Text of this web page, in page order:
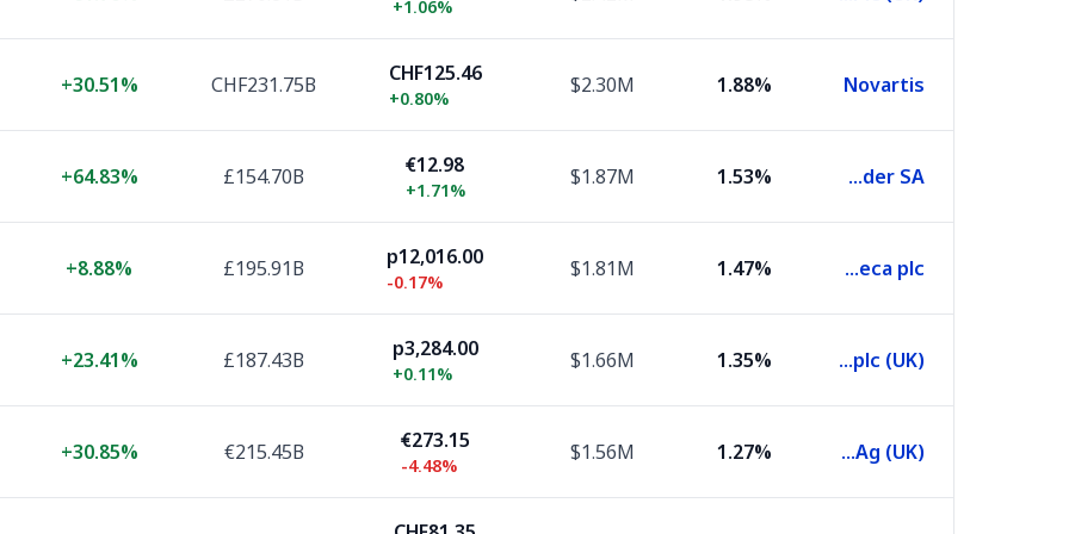
+1.06%
Novartis
1.88%
$2.30M
CHF125.46
+0.80%
CHF231.75B
+30.51%
Banco Santander SA
1.53%
$1.87M
€12.98
+1.71%
£154.70B
+64.83%
AstraZeneca plc
1.47%
$1.81M
p12,016.00
-0.17%
£195.91B
+8.88%
Shell plc (UK)
1.35%
$1.66M
p3,284.00
+0.11%
£187.43B
+23.41%
Siemens Ag (UK)
1.27%
$1.56M
€273.15
-4.48%
€215.45B
+30.85%